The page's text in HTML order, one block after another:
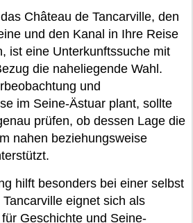
Château de Tancarville, den
und den Kanal in Ihre Reise
ist eine Unterkunftssuche mit
die naheliegende Wahl.
und
im Seine-Ästuar plant, sollte
prüfen, ob dessen Lage die
nahen beziehungsweise
hilft besonders bei einer selbst
eignet sich als
Geschichte und Seine-